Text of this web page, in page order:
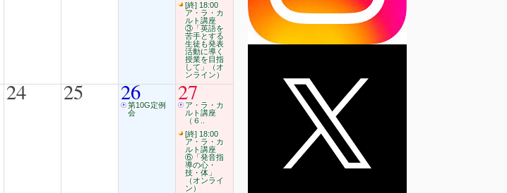
[終] 18:00
ア・ラ・カ
ルト講座
③「英語を
苦手とする
生徒も発表
活動に導く
授業を目指
して」（オ
ンライン）
24 25 26
第10G定例
会
27
ア・ラ・カ
ルト講座
（６..
[終] 18:00
ア・ラ・カ
ルト講座
⑥「発音指
導の心・
技・体」
（オンライ
ン）